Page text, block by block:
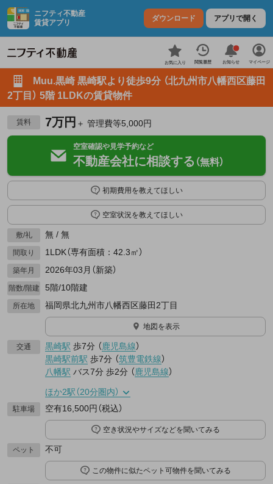
ニフティ不動産
賃貸アプリ
ダウンロード アプリで開く
お気に入り 閲覧履歴 お知らせ マイページ
Muu.黒崎 黒崎駅より徒歩9分 （北九州市八幡西区藤田
2丁目） 5階 1LDKの賃貸物件
賃料 7万円 ＋ 管理費等5,000円
空室確認や見学予約など
不動産会社に相談する （無料）
初期費用を教えてほしい
空室状況を教えてほしい
敷/礼 無 / 無
間取り 1LDK（専有面積：42.3㎡）
築年月 2026年03月（新築）
階数/階建 5階/10階建
所在地 福岡県北九州市八幡西区藤田2丁目
地図を表示
交通 黒崎駅 歩7分 （鹿児島線）
黒崎駅前駅 歩7分 （筑豊電鉄線）
八幡駅 バス7分 歩2分 （鹿児島線）
ほか2駅（20分圏内）
駐車場 空有16,500円（税込）
空き状況やサイズなどを聞いてみる
ペット 不可
この物件に似たペット可物件を聞いてみる